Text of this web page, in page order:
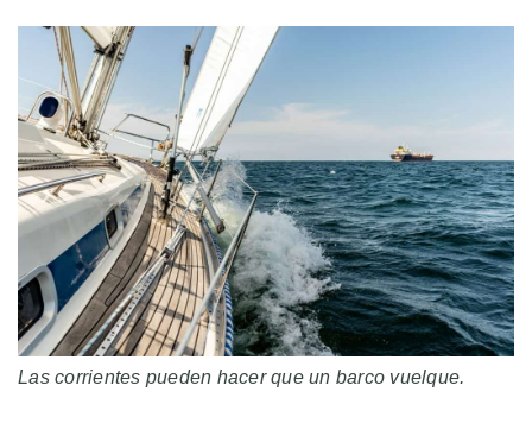
Las corrientes pueden hacer que un barco vuelque.